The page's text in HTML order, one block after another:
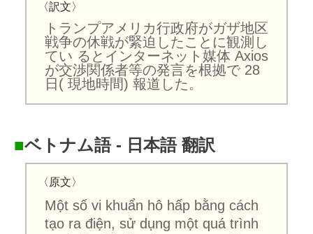
〈訳文〉
トランプアメリカ行政府がガザ地区
戦争の休戦が緊迫したことに観測し
てい るとインターネット媒体 Axios
が交渉関係者等の発言を根拠で 28
日( 現地時間) 報道した。
■ベトナム語 - 日本語 翻訳
〈原文〉
Một số vi khuẩn hô hấp bằng cách
tạo ra điện, sử dụng một quá trình